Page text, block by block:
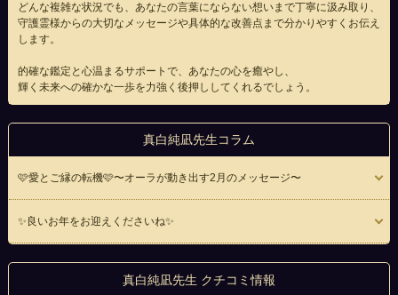
どんな複雑な状況でも、あなたの言葉にならない想いまで丁寧に汲み取り、
守護霊様からの大切なメッセージや具体的な改善点まで分かりやすくお伝え
します。
的確な鑑定と心温まるサポートで、あなたの心を癒やし、
輝く未来への確かな一歩を力強く後押ししてくれるでしょう。
真白純凪先生コラム
🩷愛とご縁の転機🩷〜オーラが動き出す2月のメッセージ〜
✨良いお年をお迎えくださいね✨
真白純凪先生 クチコミ情報